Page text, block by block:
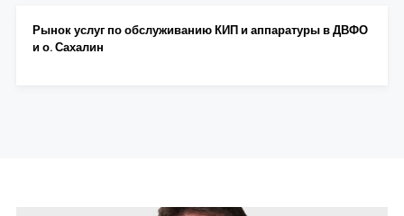
Рынок услуг по обслуживанию КИП и аппаратуры в ДВФО
и о. Сахалин